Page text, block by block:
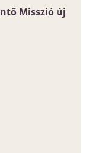
Misszió új